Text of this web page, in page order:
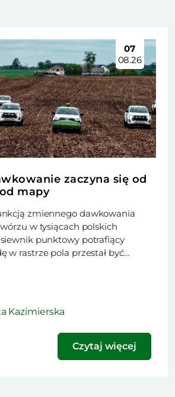
07
08.26
zaczyna się od
mapy
zmiennego dawkowania
w tysiącach polskich
punktowy potrafiący
w rastrze pola przestał być
obniżyć koszt nawożenia, czy
artykuł powstał na podstawie
w najnowszym
[…]
Kazimierska
Czytaj więcej